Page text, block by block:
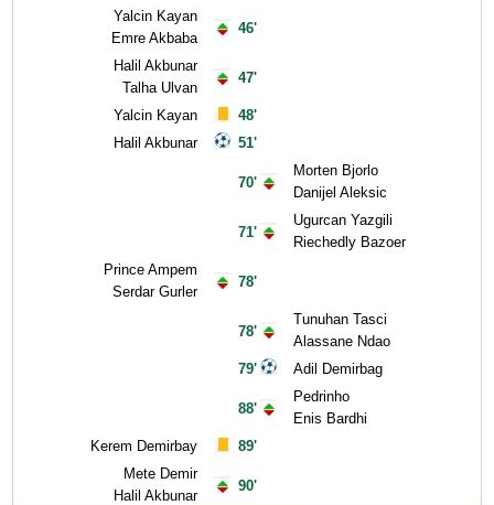
Yalcin Kayan
Emre Akbaba
Halil Akbunar
Talha Ulvan
Yalcin Kayan
Halil Akbunar
Prince Ampem
Serdar Gurler
Kerem Demirbay
Mete Demir
Halil Akbunar
46'
47'
48'
51'
70'
71'
78'
78'
79'
88'
89'
90'
Morten Bjorlo
Danijel Aleksic
Ugurcan Yazgili
Riechedly Bazoer
Tunuhan Tasci
Alassane Ndao
Adil Demirbag
Pedrinho
Enis Bardhi